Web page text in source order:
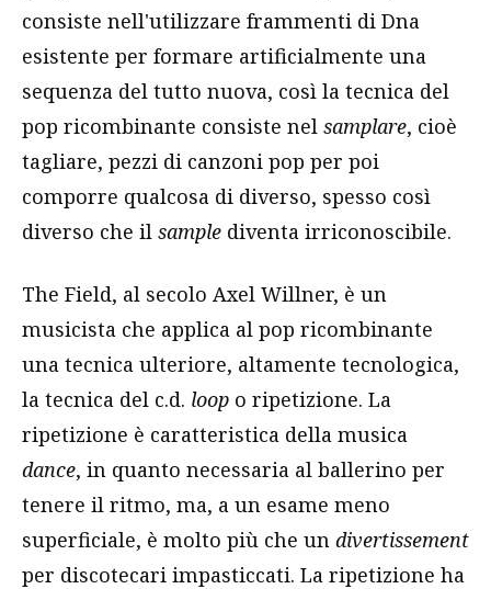
consiste nell'utilizzare frammenti di Dna
esistente per formare artificialmente una
sequenza del tutto nuova, così la tecnica del
pop ricombinante consiste nel samplare, cioè
tagliare, pezzi di canzoni pop per poi
comporre qualcosa di diverso, spesso così
diverso che il sample diventa irriconoscibile.
The Field, al secolo Axel Willner, è un
musicista che applica al pop ricombinante
una tecnica ulteriore, altamente tecnologica,
la tecnica del c.d. loop o ripetizione. La
ripetizione è caratteristica della musica
dance, in quanto necessaria al ballerino per
tenere il ritmo, ma, a un esame meno
superficiale, è molto più che un divertissement
per discotecari impasticcati. La ripetizione ha